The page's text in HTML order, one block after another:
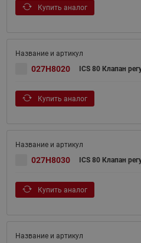
Купить аналог
027H8020 ICS 80 Клапан
Купить аналог
027H8030 ICS 80 Клапан
Купить аналог